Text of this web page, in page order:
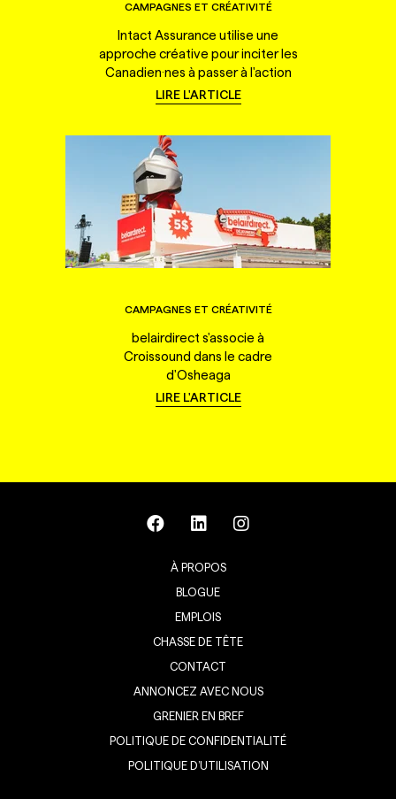
CAMPAGNES ET CRÉATIVITÉ
Intact Assurance utilise une
approche créative pour inciter les
Canadien·nes à passer à l'action
LIRE L'ARTICLE
CAMPAGNES ET CRÉATIVITÉ
belairdirect s'associe à
Croissound dans le cadre
d'Osheaga
LIRE L'ARTICLE
À PROPOS
BLOGUE
EMPLOIS
CHASSE DE TÊTE
CONTACT
ANNONCEZ AVEC NOUS
GRENIER EN BREF
POLITIQUE DE CONFIDENTIALITÉ
POLITIQUE D’UTILISATION